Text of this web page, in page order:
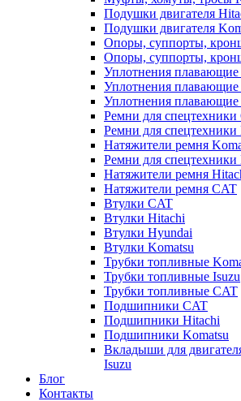
Подушки двигателя
Подушки двигателя
Опоры, суппорты,
Опоры, суппорты,
Уплотнения плавающие
Уплотнения плавающие
Уплотнения
Ремни для спецтехники
Ремни для спецтехники
Натяжители ремня
Ремни для спецтехники
Натяжители ремня
Натяжители ремня CAT
Втулки CAT
Втулки Hitachi
Втулки Hyundai
Втулки Komatsu
Трубки топливные
Трубки топливные Isuzu
Трубки топливные CAT
Подшипники CAT
Подшипники Hitachi
Подшипники Komatsu
Вкладыши для
Isuzu
Блог
Контакты